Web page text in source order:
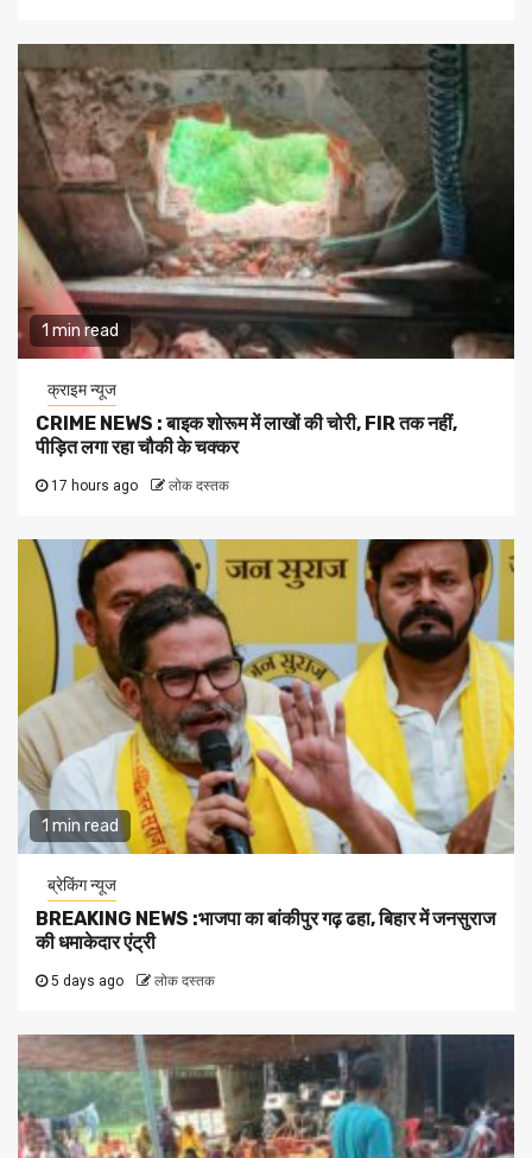
1 min read
क्राइम न्यूज
CRIME NEWS : बाइक शोरूम में लाखों की चोरी, FIR तक नहीं,
पीड़ित लगा रहा चौकी के चक्कर
17 hours ago लोक दस्तक
1 min read
ब्रेकिंग न्यूज
BREAKING NEWS :भाजपा का बांकीपुर गढ़ ढहा, बिहार में जनसुराज
की धमाकेदार एंट्री
5 days ago लोक दस्तक